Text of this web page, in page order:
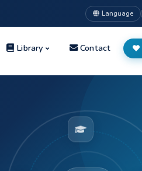
Language
Library Contact